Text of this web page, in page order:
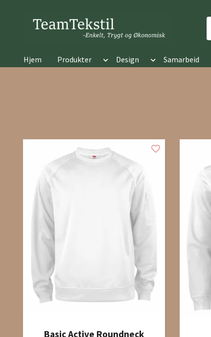
Hjem Produkter Design Samarbeid
Basic Active Roundneck